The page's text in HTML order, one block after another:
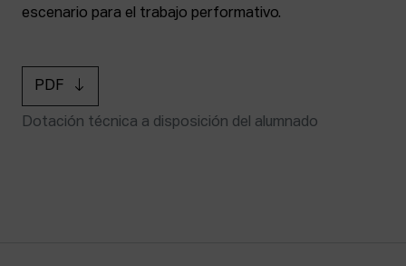
escenario para el trabajo performativo.
PDF
Dotación técnica a disposición del alumnado